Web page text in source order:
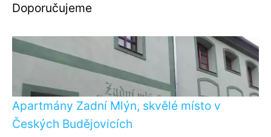
Doporučujeme
Apartmány Zadní Mlýn, skvělé místo v
Českých Budějovicích